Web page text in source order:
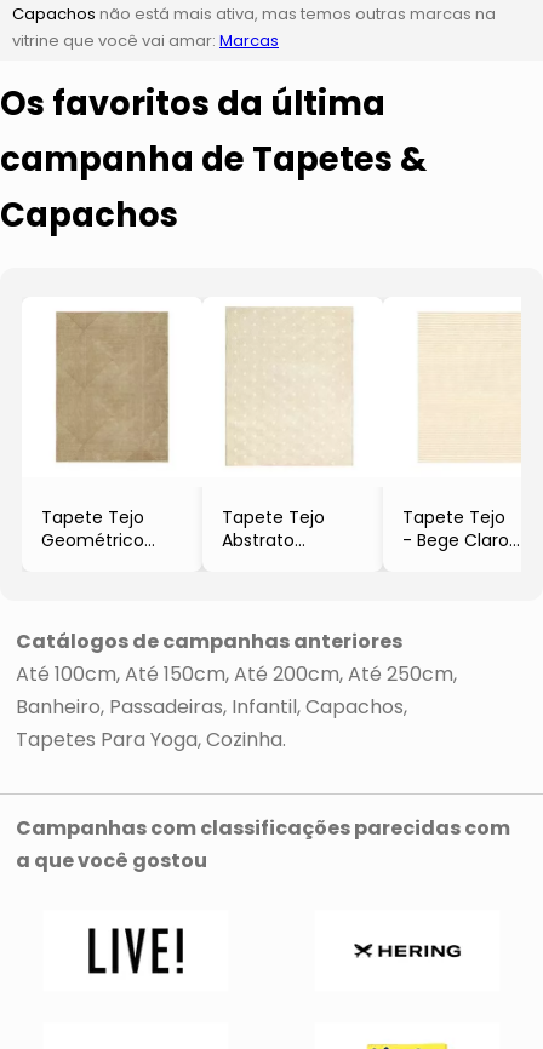
Capachos não está mais ativa, mas temos outras marcas na
vitrine que você vai amar: Marcas
Os favoritos da última
campanha de Tapetes &
Capachos
Tapete Tejo
Geométrico
Tapete Tejo
Abstrato
Tapete Tejo
- Bege Claro
Catálogos de campanhas anteriores
Até 100cm Até 150cm Até 200cm Até 250cm
Banheiro Passadeiras Infantil Capachos
Tapetes Para Yoga Cozinha
Campanhas com classificações parecidas com
a que você gostou